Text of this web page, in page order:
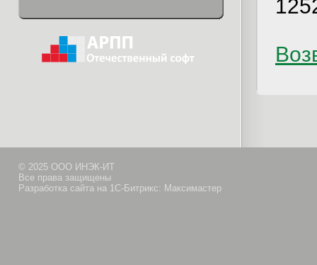
© 2025 ООО ИНЭК-ИТ
Все права защищены
Разработка сайта на 1С-Битрикс: Максимастер